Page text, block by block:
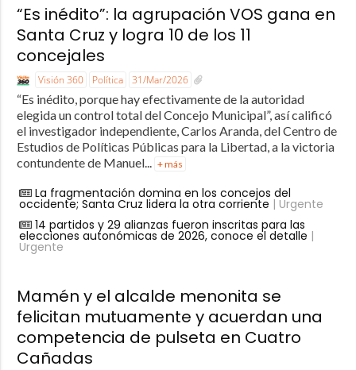
“Es inédito”: la agrupación VOS gana en
Santa Cruz y logra 10 de los 11
concejales
Visión 360 Política 31/Mar/2026
“Es inédito, porque hay efectivamente de la autoridad
elegida un control total del Concejo Municipal”, así calificó
el investigador independiente, Carlos Aranda, del Centro de
Estudios de Políticas Públicas para la Libertad, a la victoria
contundente de Manuel...
+ más
La fragmentación domina en los concejos del
occidente; Santa Cruz lidera la otra corriente | Urgente
14 partidos y 29 alianzas fueron inscritas para las
elecciones autonómicas de 2026, conoce el detalle |
Urgente
Mamén y el alcalde menonita se
felicitan mutuamente y acuerdan una
competencia de pulseta en Cuatro
Cañadas